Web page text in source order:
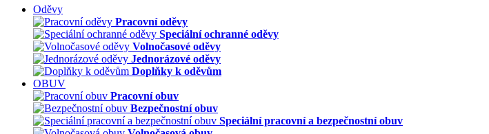
Oděvy
Pracovní oděvy
Speciální ochranné oděvy
Volnočasové oděvy
Jednorázové oděvy
Doplňky k oděvům
OBUV
Pracovní obuv
Bezpečnostní obuv
Speciální pracovní a bezpečnostní obuv